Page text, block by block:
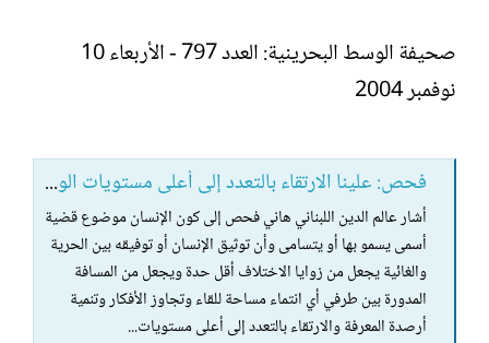
صحيفة الوسط البحرينية: العدد 797 - الأربعاء 10
نوفمبر 2004
فحص: علينا الارتقاء بالتعدد إلى أعلى مستويات الوحدة
أشار عالم الدين اللبناني هاني فحص إلى كون الإنسان موضوع قضية
أسمى يسمو بها أو يتسامى وأن توثيق الإنسان أو توفيقه بين الحرية
والغائية يجعل من زوايا الاختلاف أقل حدة ويجعل من المسافة
المدورة بين طرفي أي انتماء مساحة للقاء وتجاوز الأفكار وتنمية
أرصدة المعرفة والارتقاء بالتعدد إلى أعلى مستويات...